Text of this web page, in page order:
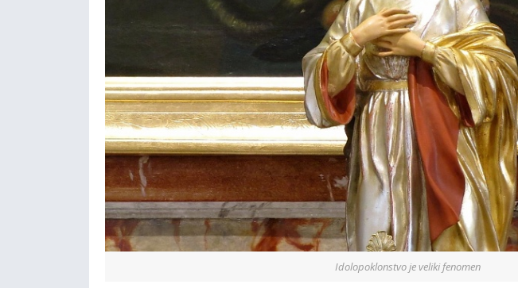
Idolopoklonstvo je veliki fenomen